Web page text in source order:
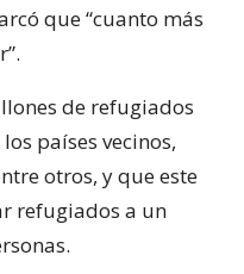
que “cuanto más
de refugiados
países vecinos,
otros, y que este
refugiados a un